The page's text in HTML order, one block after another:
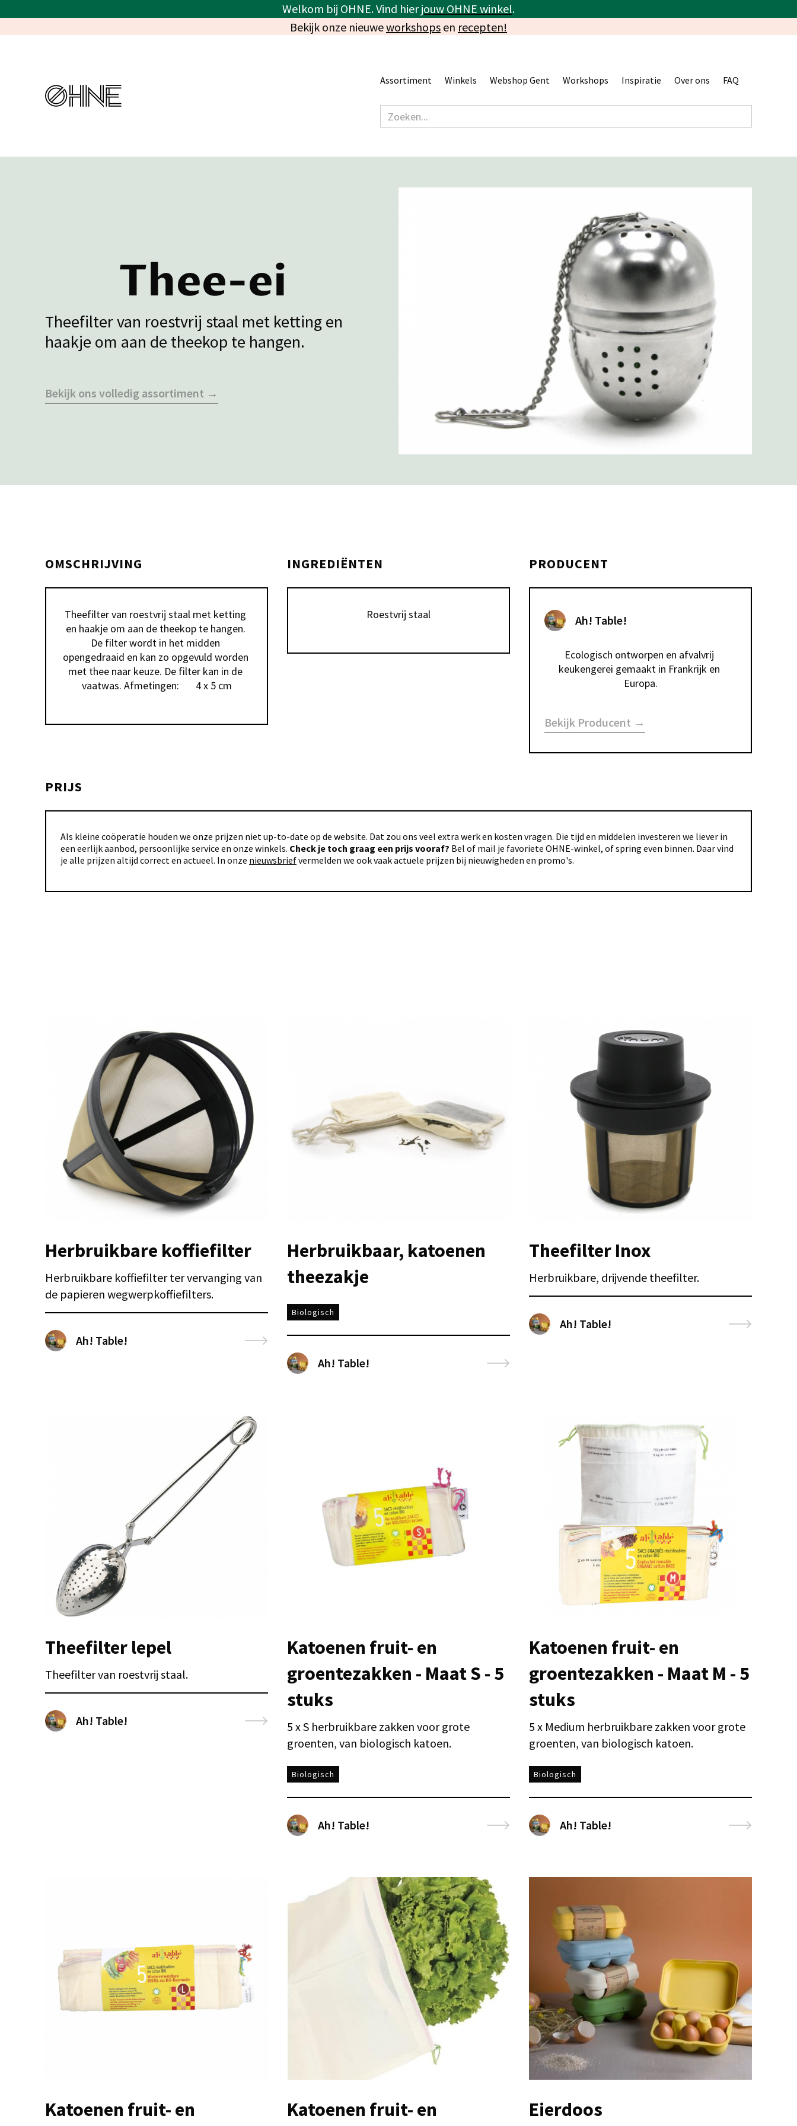
Welkom bij OHNE. Vind hierjouw OHNE winkel.
Bekijk onze nieuweworkshops en recepten!
Assortiment Winkels Webshop Gent Workshops Inspiratie Over ons FAQ
Thee-ei
Theefilter van roestvrij staal met ketting en
haakje om aan de theekop te hangen.
Bekijk ons volledig assortiment →
OMSCHRIJVING
Theefilter van roestvrij staal met ketting
en haakje om aan de theekop te hangen.
De filter wordt in het midden
opengedraaid en kan zo opgevuld worden
met thee naar keuze. De filter kan in de
vaatwas. Afmetingen:	4 x 5 cm
INGREDIËNTEN
Roestvrij staal
PRODUCENT
Ah! Table!
Ecologisch ontworpen en afvalvrij
keukengerei gemaakt in Frankrijk en
Europa.
Bekijk Producent →
PRIJS
Als kleine coöperatie houden we onze prijzen niet up-to-date op de website. Dat zou ons veel extra werk en kosten vragen. Die tijd en middelen investeren we liever in
een eerlijk aanbod, persoonlijke service en onze winkels. Check je toch graag een prijs vooraf? Bel of mail je favoriete OHNE-winkel, of spring even binnen. Daar vind
je alle prijzen altijd correct en actueel. In onze nieuwsbriefvermelden we ook vaak actuele prijzen bij nieuwigheden en promo's.
Herbruikbare koffiefilter
Herbruikbare koffiefilter ter vervanging van
de papieren wegwerpkoffiefilters.
Ah! Table!
Herbruikbaar, katoenen
theezakje
Biologisch
Ah! Table!
Theefilter Inox
Herbruikbare, drijvende theefilter.
Ah! Table!
Theefilter lepel
Theefilter van roestvrij staal.
Ah! Table!
Katoenen fruit- en
groentezakken - Maat S - 5
stuks
5 x S herbruikbare zakken voor grote
groenten, van biologisch katoen.
Biologisch
Ah! Table!
Katoenen fruit- en
groentezakken - Maat M - 5
stuks
5 x Medium herbruikbare zakken voor grote
groenten, van biologisch katoen.
Biologisch
Ah! Table!
Katoenen fruit- en
Katoenen fruit- en
Eierdoos